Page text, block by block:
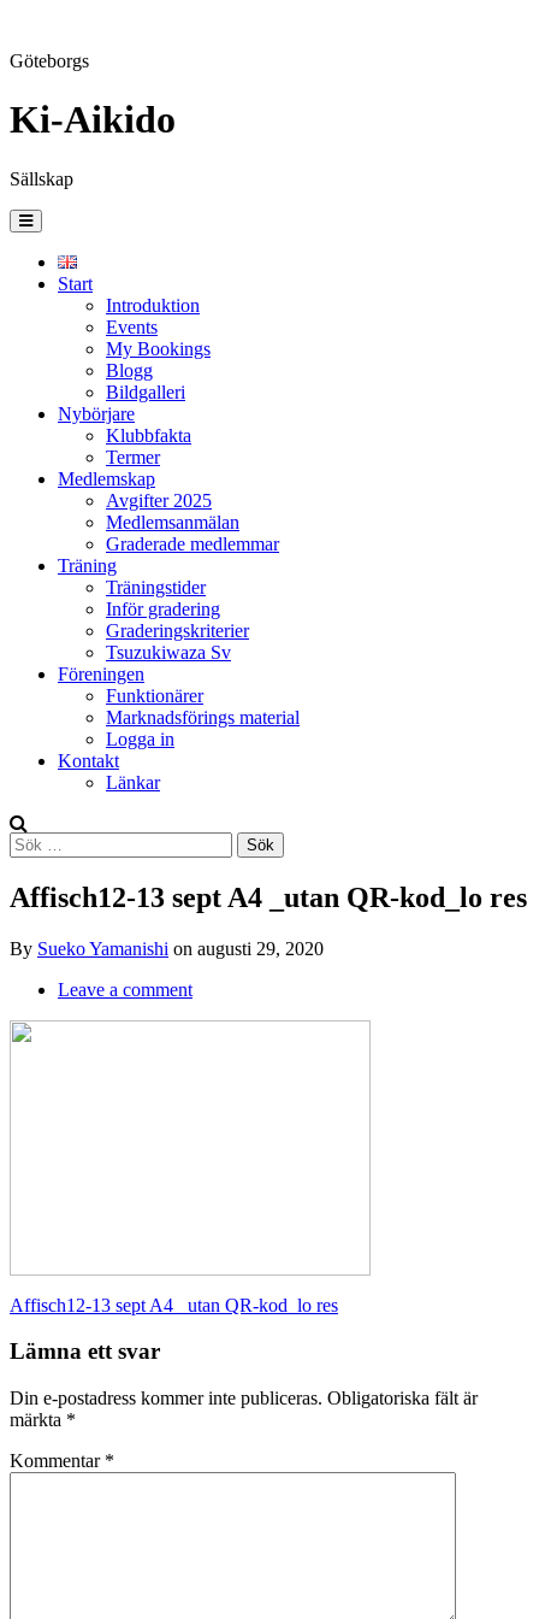
Göteborgs
Ki-Aikido
Sällskap
Skip
content
Start
Introduktion
Events
My Bookings
Blogg
Bildgalleri
Nybörjare
Klubbfakta
Termer
Medlemskap
Avgifter 2025
Medlemsanmälan
Graderade medlemmar
Träning
Träningstider
Inför gradering
Graderingskriterier
Tsuzukiwaza Sv
Föreningen
Funktionärer
Marknadsförings material
Logga in
Kontakt
Länkar
Sök
efter:
Affisch12-13 sept A4 _utan QR-kod_lo res
By Sueko Yamanishi on augusti 29, 2020
Leave a comment
Inläggsnavigering
Affisch12-13 sept A4 _utan QR-kod_lo res
Lämna ett svar
Din e-postadress kommer inte publiceras. Obligatoriska fält är
märkta *
Kommentar *